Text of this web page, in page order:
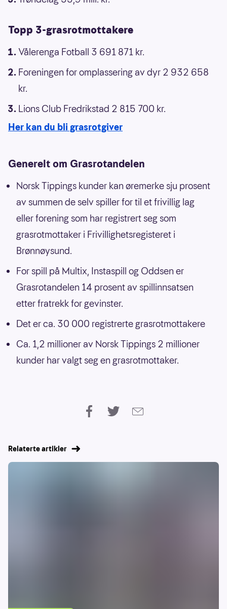
Topp 3-grasrotmottakere
Vålerenga Fotball 3 691 871 kr.
Foreningen for omplassering av dyr 2 932 658
kr.
Lions Club Fredrikstad 2 815 700 kr.
Her kan du bli grasrotgiver
Generelt om Grasrotandelen
Norsk Tippings kunder kan øremerke sju prosent
av summen de selv spiller for til et frivillig lag
eller forening som har registrert seg som
grasrotmottaker i Frivillighetsregisteret i
Brønnøysund.
For spill på Multix, Instaspill og Oddsen er
Grasrotandelen 14 prosent av spillinnsatsen
etter fratrekk for gevinster.
Det er ca. 30 000 registrerte grasrotmottakere
Ca. 1,2 millioner av Norsk Tippings 2 millioner
kunder har valgt seg en grasrotmottaker.
Relaterte artikler